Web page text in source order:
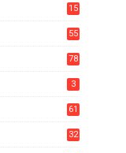
15
55
78
3
61
32